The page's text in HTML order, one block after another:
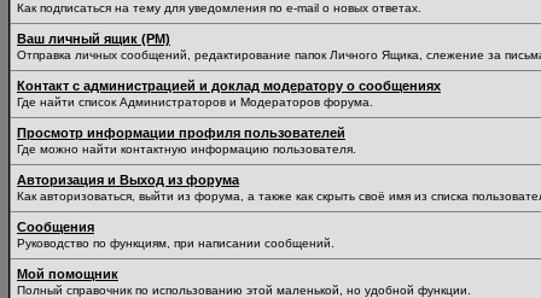
Как подписаться на тему для уведомления по e-mail о новых ответах.
Ваш личный ящик (PM)
Отправка личных сообщений, редактирование папок Личного Ящика, слежение за
Контакт с администрацией и доклад модератору о сообщениях
Где найти список Администраторов и Модераторов форума.
Просмотр информации профиля пользователей
Где можно найти контактную информацию пользователя.
Авторизация и Выход из форума
Как авторизоваться, выйти из форума, а также как скрыть своё имя из списка
Сообщения
Руководство по функциям, при написании сообщений.
Мой помощник
Полный справочник по использованию этой маленькой, но удобной функции.